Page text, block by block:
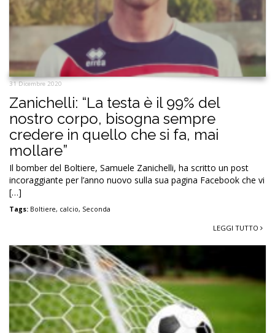
31 Dicembre 2020
Zanichelli: “La testa è il 99% del
nostro corpo, bisogna sempre
credere in quello che si fa, mai
mollare”
Il bomber del Boltiere, Samuele Zanichelli, ha scritto un post
incoraggiante per l’anno nuovo sulla sua pagina Facebook che vi
[…]
Tags: Boltiere, calcio, Seconda
LEGGI TUTTO